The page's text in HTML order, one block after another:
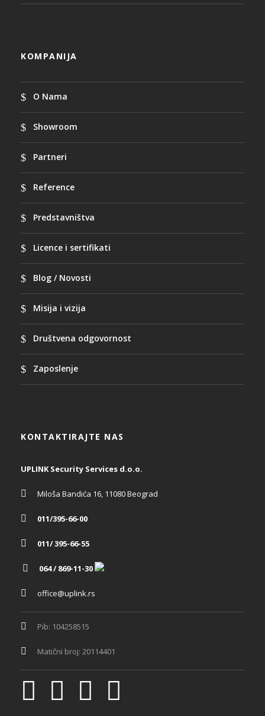
KOMPANIJA
O Nama
Showroom
Partneri
Reference
Predstavništva
Licence i sertifikati
Blog / Novosti
Misija i vizija
Društvena odgovornost
Zaposlenje
KONTAKTIRAJTE NAS
UPLINK Security Services d.o.o.
Miloša Bandića 16, 11080 Beograd
011/395-66-00
011/ 395-66-55
064 / 869-11-30
office@uplink.rs
Pib: 104258515
Matični broj: 20114401